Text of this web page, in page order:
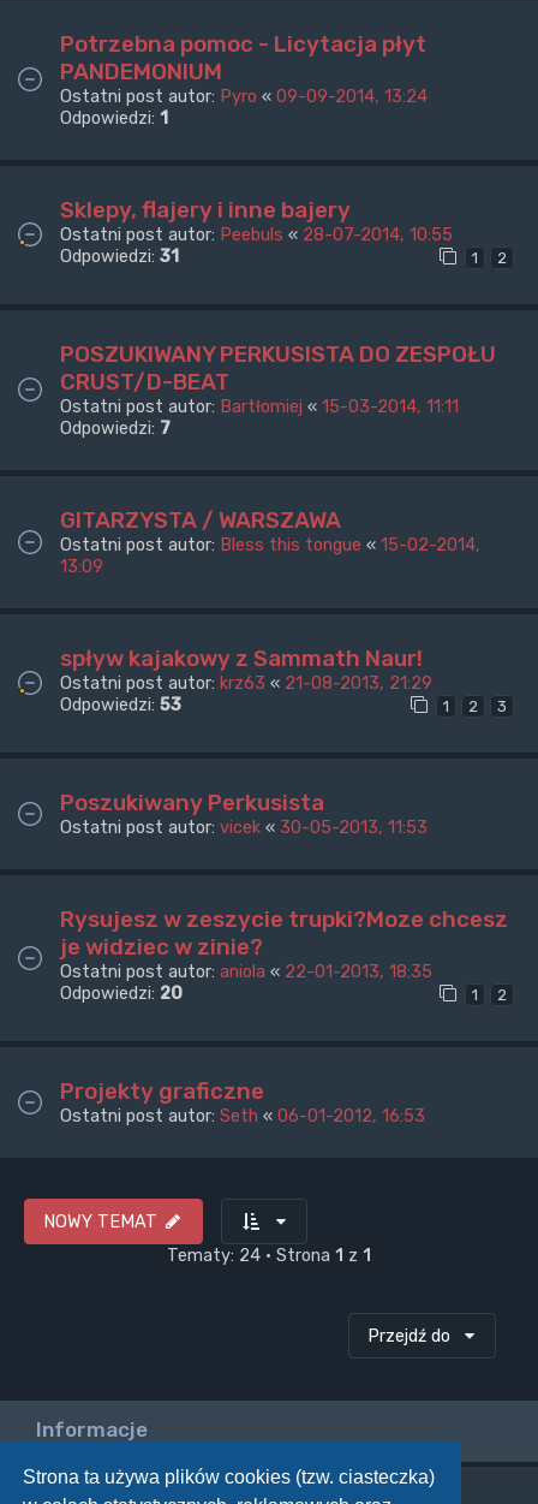
Strona ta używa plików cookies (tzw. ciasteczka)
Potrzebna pomoc - Licytacja płyt
PANDEMONIUM
Ostatni post autor: Pyro « 09-09-2014, 13:24
Odpowiedzi: 1
Sklepy, flajery i inne bajery
Ostatni post autor: Peebuls « 28-07-2014, 10:55
Odpowiedzi: 31 1 2
POSZUKIWANY PERKUSISTA DO ZESPOŁU
CRUST/D-BEAT
Ostatni post autor: Bartłomiej « 15-03-2014, 11:11
Odpowiedzi: 7
GITARZYSTA / WARSZAWA
Ostatni post autor: Bless this tongue « 15-02-2014,
13:09
spływ kajakowy z Sammath Naur!
Ostatni post autor: krz63 « 21-08-2013, 21:29
Odpowiedzi: 53 1 2 3
Poszukiwany Perkusista
Ostatni post autor: vicek « 30-05-2013, 11:53
Rysujesz w zeszycie trupki?Moze chcesz
je widziec w zinie?
Ostatni post autor: aniola « 22-01-2013, 18:35
Odpowiedzi: 20 1 2
Projekty graficzne
Ostatni post autor: Seth « 06-01-2012, 16:53
NOWY TEMAT
Tematy: 24 • Strona 1 z 1
Przejdź do
Informacje